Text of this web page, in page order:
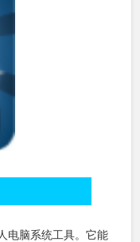
电脑系统工具。它能